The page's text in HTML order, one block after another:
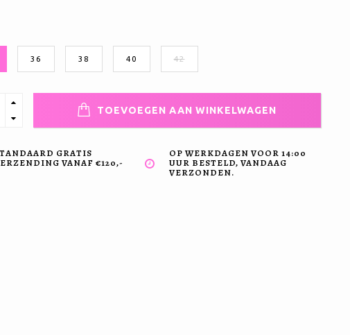
36 38 40 42
TOEVOEGEN AAN WINKELWAGEN
GRATIS
VANAF €120,-
OP WERKDAGEN VOOR 14:00
UUR BESTELD, VANDAAG
VERZONDEN.